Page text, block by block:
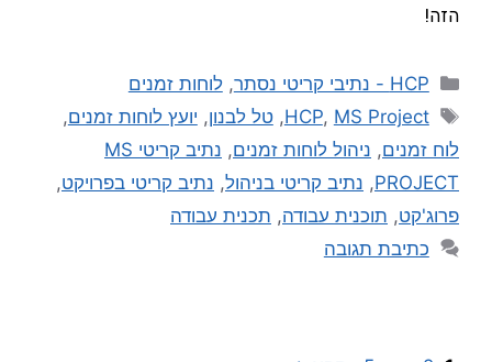
הזה!
HCP - נתיבי קריטי נסתר ,לוחות זמנים
HCP, MS Project
,טל לבנון, יועץ לוחות זמנים,
לוח זמנים, ניהול לוחות זמנים,
נתיב קריטי MS
PROJECT
, נתיב קריטי בניהול, נתיב קריטי בפרויקט,
פרוג'קט, תוכנית עבודה, תכנית עבודה
כתיבת תגובה